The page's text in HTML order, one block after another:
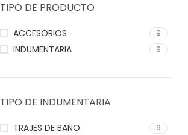
TIPO DE PRODUCTO
ACCESORIOS 9
INDUMENTARIA 9
TIPO DE INDUMENTARIA
TRAJES DE BAÑO 9